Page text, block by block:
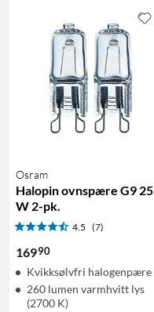
Osram
Halopin ovnspære G9 25
W 2-pk.
4.5 (7)
16990
Kvikksølvfri halogenpære
260 lumen varmhvitt lys
(2700 K)